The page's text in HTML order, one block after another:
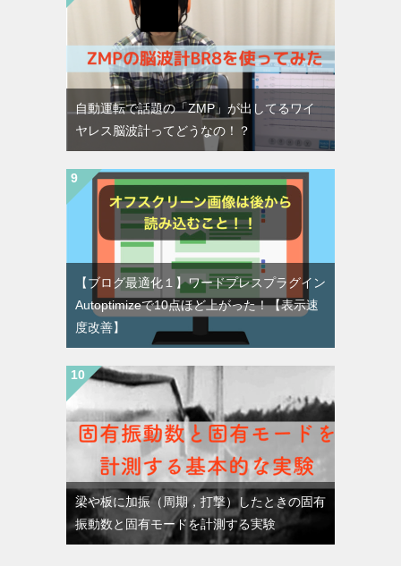
自動運転で話題の「ZMP」が出してるワイ
ヤレス脳波計ってどうなの！？
【ブログ最適化１】ワードプレスプラグイン
Autoptimizeで10点ほど上がった！【表示速
度改善】
梁や板に加振（周期，打撃）したときの固有
振動数と固有モードを計測する実験